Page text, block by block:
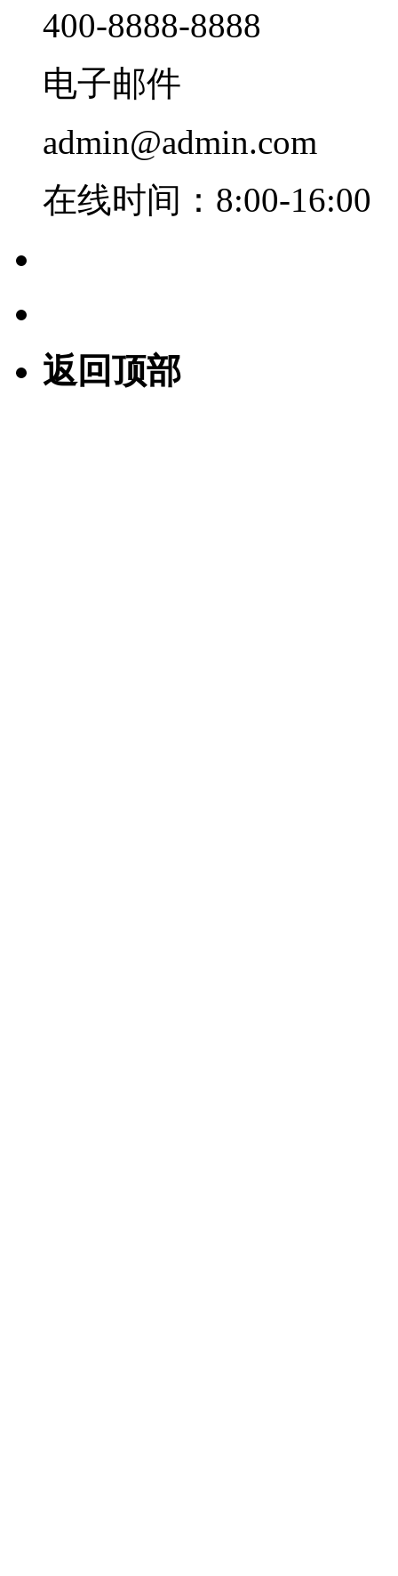
400-8888-8888
电子邮件
admin@admin.com
在线时间：8:00-16:00
返回顶部